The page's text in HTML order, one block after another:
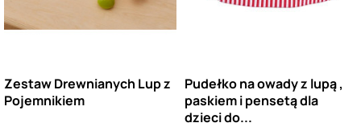
Zestaw Drewnianych Lup z
Pojemnikiem
Pudełko na owady z lupą ,
paskiem i pensetą dla
dzieci do...